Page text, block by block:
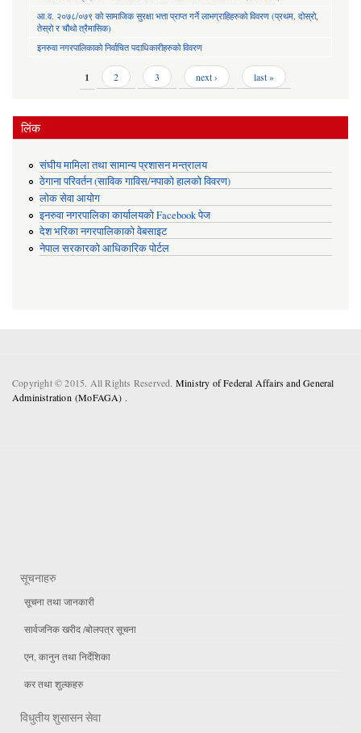
आ.व. २०७८/०७९ को सामाजिक सुरक्षा भत्ता प्राप्त गर्ने लाभग्राहिहरुको विवरण (प्रथम, दोस्रो,
तेस्रो र चौथो त्रैमासिक)
इनरुवा नगरपालिकाको निर्वाचित पदाधिकारीहरुको विवरण
1 2 3 next › last »
लिंक
संघीय मामिला तथा सामान्य प्रशासन मन्त्रालय
ठेगाना परिवर्तन (साविक गाविस/नपाको हालको विवरण)
लोक सेवा आयोग
इनरुवा नगरपालिका कार्यालयको Facebook पेज
देश भरिका नगरपालिकाको वेबसाइट
नेपाल सरकारको आधिकारिक पोर्टल
Copyright © 2015. All Rights Reserved. Ministry of Federal Affairs and General
Administration (MoFAGA) .
सूचनाहरु
सूचना तथा जानकारी
सार्वजनिक खरीद /बोलपत्र सूचना
एन, कानुन तथा निर्देशिका
कर तथा शुल्कहरु
विधुतीय शुसासन सेवा